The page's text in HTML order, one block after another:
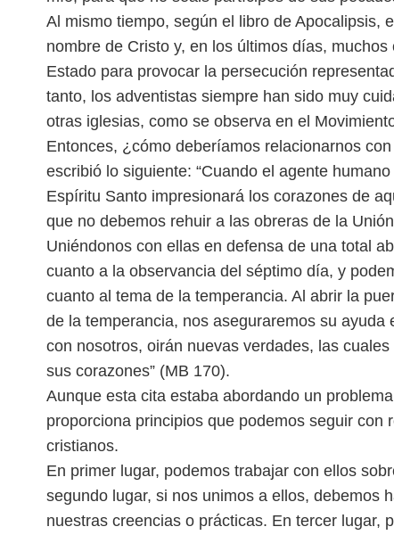
Al mismo tiempo, según el libro de Apocalipsis,
nombre de Cristo y, en los últimos días,
Estado para provocar la persecución
tanto, los adventistas siempre han sido muy
otras iglesias, como se observa en el
Entonces, ¿cómo deberíamos relacionarnos
escribió lo siguiente: “Cuando el agente
Espíritu Santo impresionará los corazones de
que no debemos rehuir a las obreras de la
Uniéndonos con ellas en defensa de una total
cuanto a la observancia del séptimo día, y
cuanto al tema de la temperancia. Al abrir la
de la temperancia, nos aseguraremos su
con nosotros, oirán nuevas verdades, las
sus corazones” (MB 170).
Aunque esta cita estaba abordando un
proporciona principios que podemos seguir
cristianos.
En primer lugar, podemos trabajar con ellos
segundo lugar, si nos unimos a ellos, debemos
nuestras creencias o prácticas. En tercer lugar,